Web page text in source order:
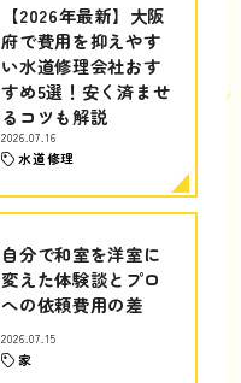
【2026年最新】大阪
府で費用を抑えやす
い水道修理会社おす
すめ5選！安く済ませ
るコツも解説
2026.07.16
水道修理
自分で和室を洋室に
変えた体験談とプロ
への依頼費用の差
2026.07.15
家